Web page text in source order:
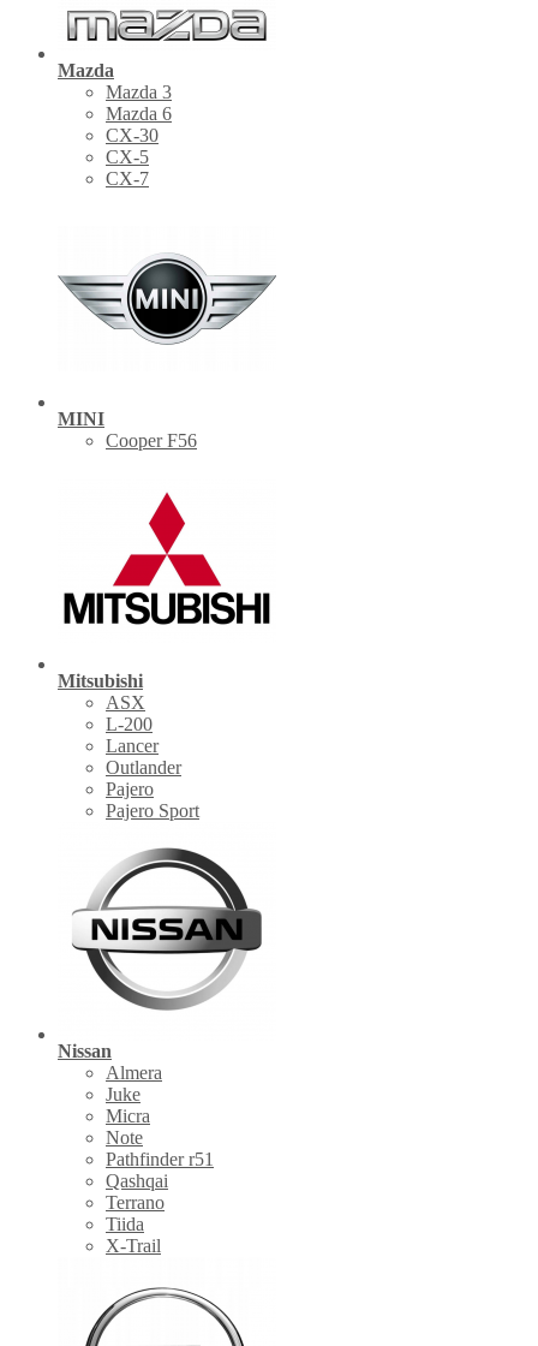
Mazda
Mazda 3
Mazda 6
CX-30
СХ-5
CX-7
MINI
Cooper F56
Mitsubishi
ASX
L-200
Lancer
Outlander
Pajero
Pajero Sport
Nissan
Almera
Juke
Micra
Note
Pathfinder r51
Qashqai
Terrano
Tiida
X-Trail